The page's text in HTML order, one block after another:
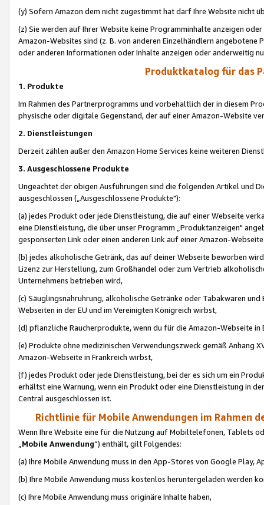
(y) Sofern Amazon dem nicht zugestimmt hat darf Ihre Website nicht
(z) Sie werden auf Ihrer Website keine Programminhalte anzeigen
Amazon-Websites sind (z. B. von anderen Einzelhändlern
oder anderen Informationen oder Inhalte anzeigen oder anderweitig
Produktkatalog für das
1. Produkte
Im Rahmen des Partnerprogramms und vorbehaltlich der in diesem
physische oder digitale Gegenstand, der auf einer Amazon-Website
2. Dienstleistungen
Derzeit zählen außer den Amazon Home Services keine weiteren
3. Ausgeschlossene Produkte
Ungeachtet der obigen Ausführungen sind die folgenden Artikel und
ausgeschlossen („Ausgeschlossene Produkte"):
(a) jedes Produkt oder jede Dienstleistung, die auf einer Webseite
eine Dienstleistung, die über unser Programm „Produktanzeigen"
gesponserten Link oder einen anderen Link auf einer Amazon-
(b) jedes alkoholische Getränk, das auf deiner Webseite beworben
Lizenz zur Herstellung, zum Großhandel oder zum Vertrieb
Unternehmens betrieben wird,
(c) Säuglingsnahruhrung, alkoholische Getränke oder Tabakwaren
Webseiten in der EU und im Vereinigten Königreich wirbst,
(d) pflanzliche Raucherprodukte, wenn du für die Amazon-Webseite in
(e) Produkte ohne medizinischen Verwendungszweck gemäß Anhang
Amazon-Webseite in Frankreich wirbst,
(f) jedes Produkt oder jede Dienstleistung, bei der es sich um ein
erhältst eine Warnung, wenn ein Produkt oder eine Dienstleistung in
Central ausgeschlossen ist.
Richtlinie für Mobile Anwendungen im Rahmen
Wenn Ihre Website eine für die Nutzung auf Mobiltelefonen, Tablets
„Mobile Anwendung“) enthält, gilt Folgendes:
(a) Ihre Mobile Anwendung muss in den App-Stores von Google Play,
(b) Ihre Mobile Anwendung muss kostenlos heruntergeladen werden
(c) Ihre Mobile Anwendung muss originäre Inhalte haben,